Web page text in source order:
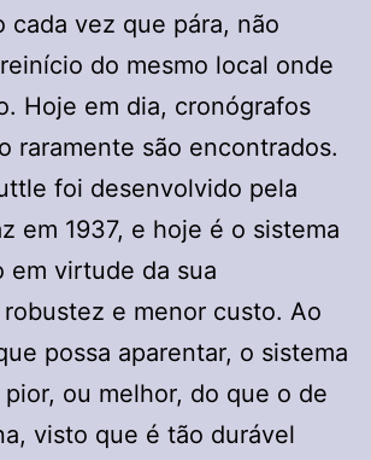
cada vez que pára, não
do mesmo local onde
Hoje em dia, cronógrafos
raramente são encontrados.
foi desenvolvido pela
em 1937, e hoje é o sistema
em virtude da sua
e menor custo. Ao
possa aparentar, o sistema
ou melhor, do que o de
visto que é tão durável